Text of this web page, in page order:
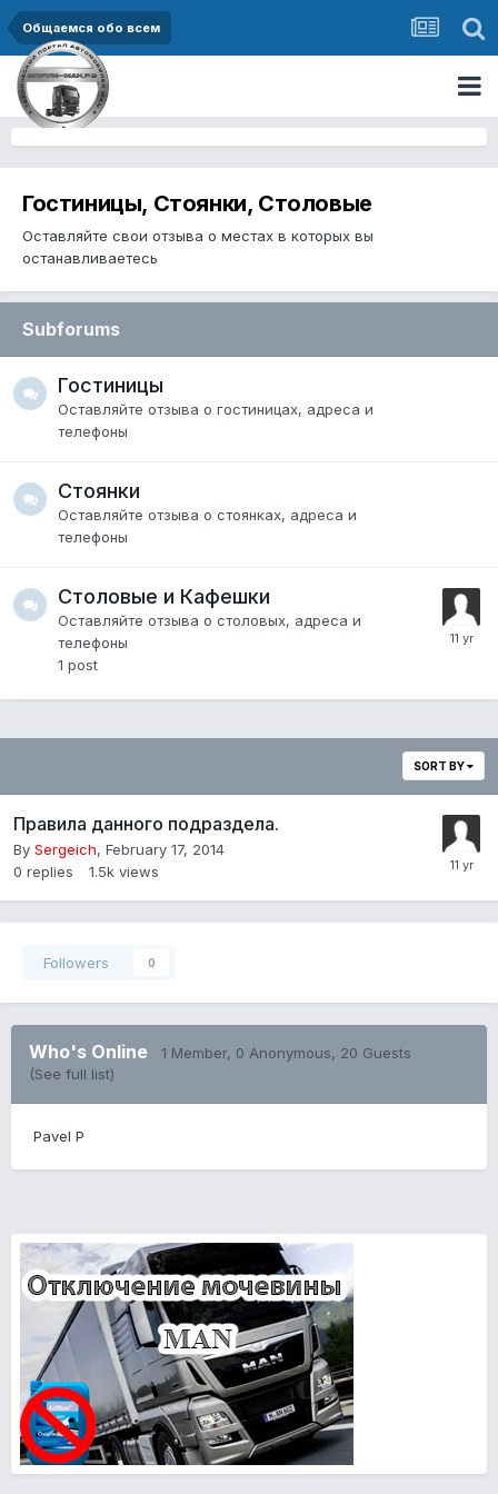
Общаемся обо всем
Гостиницы, Стоянки, Столовые
Оставляйте свои отзыва о местах в которых вы
останавливаетесь
Subforums
Гостиницы
Оставляйте отзыва о гостиницах, адреса и
телефоны
Стоянки
Оставляйте отзыва о стоянках, адреса и
телефоны
Столовые и Кафешки
Оставляйте отзыва о столовых, адреса и
телефоны
1 post
SORT BY
Правила данного подраздела.
By Sergeich, February 17, 2014
0 replies 1.5k views
Followers 0
Who's Online 1 Member, 0 Anonymous, 20 Guests
(See full list)
Pavel P